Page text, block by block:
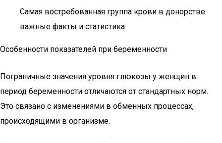
Самая востребованная группа крови в донорстве:
важные факты и статистика
Особенности показателей при беременности
Пограничные значения уровня глюкозы у женщин в
период беременности отличаются от стандартных норм.
Это связано с изменениями в обменных процессах,
происходящими в организме.